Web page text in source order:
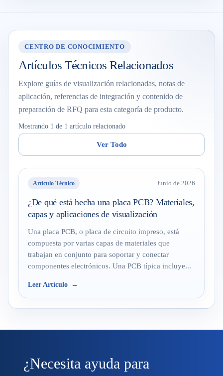
CENTRO DE CONOCIMIENTO
Artículos Técnicos Relacionados
Explore guías de visualización relacionadas, notas de
aplicación, referencias de integración y contenido de
preparación de RFQ para esta categoría de producto.
Mostrando 1 de 1 artículo relacionado
Ver Todo
Artículo Técnico Junio de 2026
¿De qué está hecha una placa PCB? Materiales,
capas y aplicaciones de visualización
Una placa PCB, o placa de circuito impreso, está
compuesta por varias capas de materiales que
trabajan en conjunto para soportar y conectar
componentes electrónicos. Una PCB típica incluye...
Leer Artículo
¿Necesita ayuda para